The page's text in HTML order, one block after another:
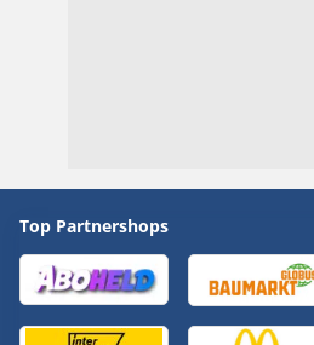
Top Partnershops